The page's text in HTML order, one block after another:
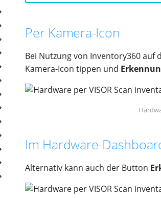
Per Kamera-Icon
Bei Nutzung von Inventory360 auf
Kamera-Icon tippen und
Im Hardware-
Alternativ kann auch der Button